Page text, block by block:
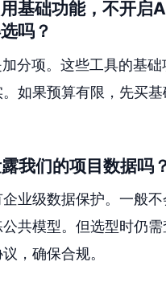
基础功能，不开启
吗？
分项。这些工具的基础
如果预算有限，先买
我们的项目数据吗
业级数据保护。一般
共模型。但选型时仍
，确保合规。